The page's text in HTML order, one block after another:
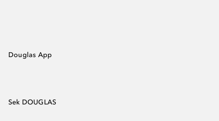
Douglas App
Sek DOUGLAS